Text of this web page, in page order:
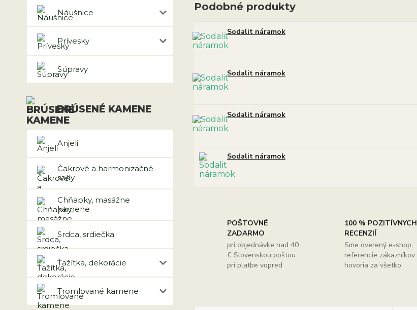
Náušnice
Prívesky
Súpravy
BRÚSENÉ KAMENE
Anjeli
Čakrové a harmonizačné
sady
Chňapky, masážne
kamene
Srdca, srdiečka
Ťažítka, dekorácie
Tromlované kamene
Podobné produkty
Sodalit náramok
Sodalit náramok
Sodalit náramok
Sodalit náramok
POŠTOVNÉ
ZADARMO
pri objednávke nad 40
€ Slovenskou poštou
pri platbe vopred
100 % POZITÍVNYCH
RECENZIÍ
Sme overený e-shop,
referencie zákazníkov
hovoria za všetko